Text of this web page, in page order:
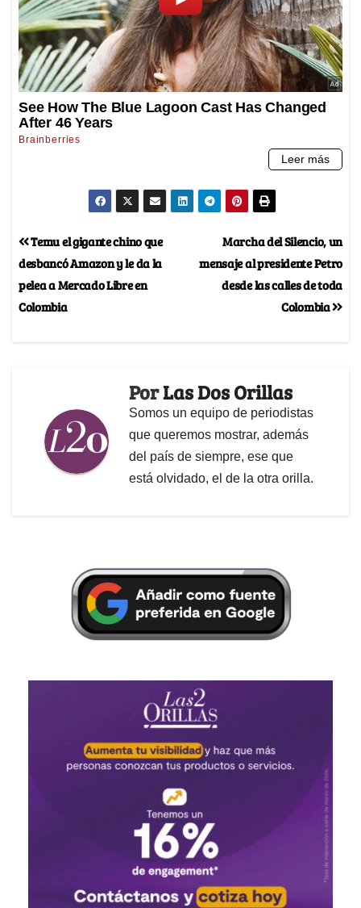
Marcha del Silencio, un
mensaje al presidente Petro
desde las calles de toda
Colombia
Temu el gigante chino que
desbancó Amazon y le da la
pelea a Mercado Libre en
Colombia
PorLas Dos Orillas
Somos un equipo de periodistas
que queremos mostrar, además
del país de siempre, ese que
está olvidado, el de la otra orilla.